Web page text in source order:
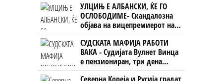
УЛЦИЊ Е АЛБАНСКИ, ЌЕ ГО
ОСЛОБОДИМЕ- Скандалозна
објава на вицепремиерот на
Црна Гора
СУДСКАТА МАФИЈА РАБОТИ
ВАКА - Судијата Вулнет Винца
е пензиониран, три дена
откако му го врати пасошот
Северна Кореја и Русија градат